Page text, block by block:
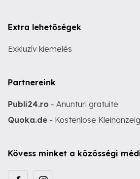
Extra lehetőségek
Exkluzív kiemelés
Partnereink
Publi24.ro - Anunturi gratuite
Quoka.de - Kostenlose
Kövess minket a közösségi